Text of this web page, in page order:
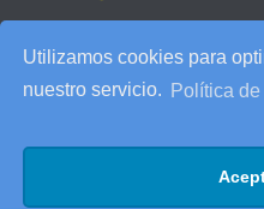
Utilizamos cookies para
nuestro servicio.
Política
IA de ESADE
25 años de IEAISA: una